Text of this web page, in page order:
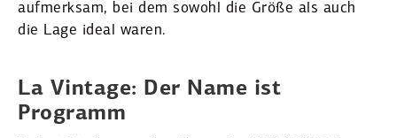
aufmerksam, bei dem sowohl die Größe als auch
die Lage ideal waren.
La Vintage: Der Name ist
Programm